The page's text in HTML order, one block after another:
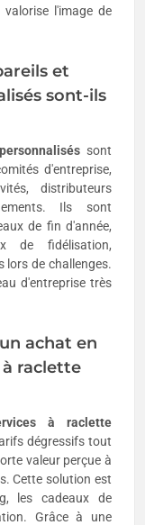
l'image de
et
sont-ils
sont
d'entreprise,
distributeurs
Ils sont
de fin d'année,
de fidélisation,
de challenges.
d'entreprise très
achat en
raclette
à raclette
dégressifs tout
valeur perçue à
Cette solution est
les cadeaux de
Grâce à une